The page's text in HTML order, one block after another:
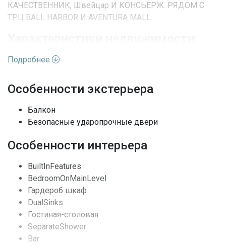
КАЧЕСТВЕННИК, Швейцар И КОНСЬЕРЖ. РЯДОМ С
ТРЦ BALL HARBOR И AVENTURA MALL.
Адрес
Улица Collins Ave
Номер дома
Вид недвижимости
Кондоминиум
Этажей
Вид
Особенности окон
Архитектурный стиль
Подробнее
Особенности экстерьера
Балкон
Безопасные ударопрочные двери
Особенности интерьера
BuiltInFeatures
BedroomOnMainLevel
Гардероб шкаф
DualSinks
Гостиная-столовая
SeparateShower
Bar